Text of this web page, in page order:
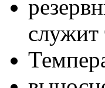
служит